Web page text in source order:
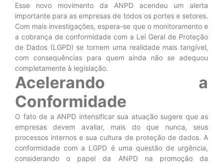
Esse novo movimento da ANPD acendeu um alerta
importante para as empresas de todos os portes e setores.
Com mais investigações, espera-se que o monitoramento e
a cobrança de conformidade com a Lei Geral de Proteção
de Dados (LGPD) se tornem uma realidade mais tangível,
com consequências para quem ainda não se adequou
completamente à legislação.
Acelerando a
Conformidade
O fato de a ANPD intensificar sua atuação sugere que as
empresas devem avaliar, mais do que nunca, seus
processos internos e sua cultura de proteção de dados. A
conformidade com a LGPD é uma questão de urgência,
considerando o papel da ANPD na promoção da